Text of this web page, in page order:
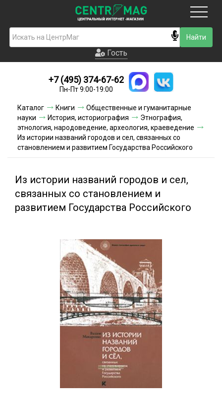
Гость
Новинки
Условия доставки
Условия оплаты
Контакты
Гость
+7 (495) 374-67-62
Пн-Пт 9:00-19:00
Каталог Книги
Общественные и гуманитарные
науки
История, историография
Этнография,
этнология, народоведение, археология, краеведение
Из истории названий городов и сел, связанных со
становлением и развитием Государства Российского
Из истории названий городов и сел,
связанных со становлением и
развитием Государства Российского